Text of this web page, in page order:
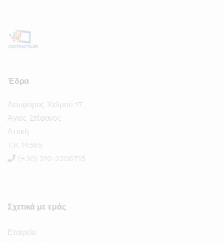
Έδρα
Λεωφόρος Χελμού 17
Άγιος Στέφανος
Αττική
T.K 14565
(+30) 210-2206715
Σχετικά με εμάς
Εταιρεία